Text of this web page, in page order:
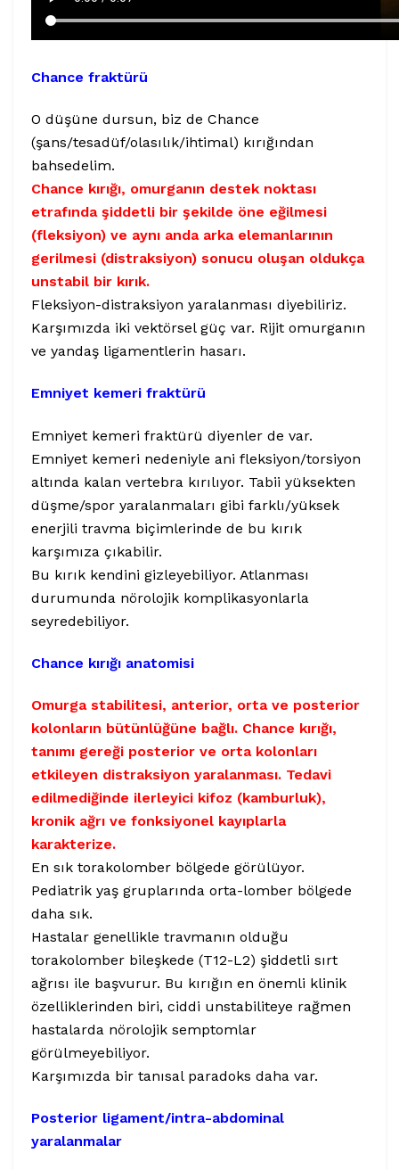
Chance fraktürü
O düşüne dursun, biz de Chance
(şans/tesadüf/olasılık/ihtimal) kırığından
bahsedelim.
Chance kırığı, omurganın destek noktası
etrafında şiddetli bir şekilde öne eğilmesi
(fleksiyon) ve aynı anda arka elemanlarının
gerilmesi (distraksiyon) sonucu oluşan oldukça
unstabil bir kırık.
Fleksiyon-distraksiyon yaralanması diyebiliriz.
Karşımızda iki vektörsel güç var. Rijit omurganın
ve yandaş ligamentlerin hasarı.
Emniyet kemeri fraktürü
Emniyet kemeri fraktürü diyenler de var.
Emniyet kemeri nedeniyle ani fleksiyon/torsiyon
altında kalan vertebra kırılıyor. Tabii yüksekten
düşme/spor yaralanmaları gibi farklı/yüksek
enerjili travma biçimlerinde de bu kırık
karşımıza çıkabilir.
Bu kırık kendini gizleyebiliyor. Atlanması
durumunda nörolojik komplikasyonlarla
seyredebiliyor.
Chance kırığı anatomisi
Omurga stabilitesi, anterior, orta ve posterior
kolonların bütünlüğüne bağlı. Chance kırığı,
tanımı gereği posterior ve orta kolonları
etkileyen distraksiyon yaralanması. Tedavi
edilmediğinde ilerleyici kifoz (kamburluk),
kronik ağrı ve fonksiyonel kayıplarla
karakterize.
En sık torakolomber bölgede görülüyor.
Pediatrik yaş gruplarında orta-lomber bölgede
daha sık.
Hastalar genellikle travmanın olduğu
torakolomber bileşkede (T12-L2) şiddetli sırt
ağrısı ile başvurur. Bu kırığın en önemli klinik
özelliklerinden biri, ciddi unstabiliteye rağmen
hastalarda nörolojik semptomlar
görülmeyebiliyor.
Karşımızda bir tanısal paradoks daha var.
Posterior ligament/intra-abdominal
yaralanmalar